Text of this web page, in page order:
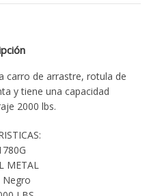
carro de arrastre, rotula de
y tiene una capacidad
2000 lbs.
METAL
Negro